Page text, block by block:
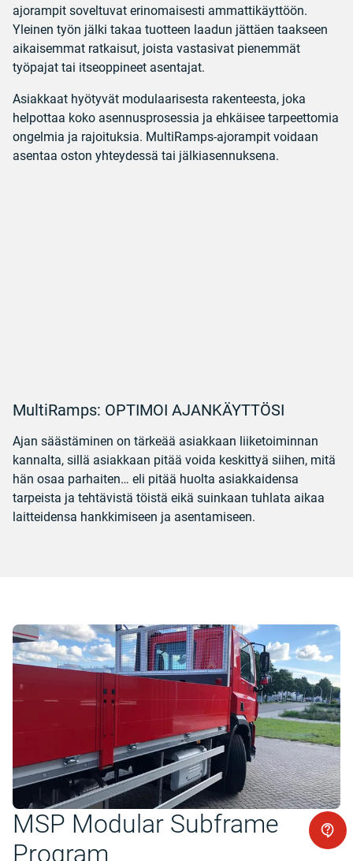
ajorampit soveltuvat erinomaisesti ammattikäyttöön.
Yleinen työn jälki takaa tuotteen laadun jättäen taakseen
aikaisemmat ratkaisut, joista vastasivat pienemmät
työpajat tai itseoppineet asentajat.
Asiakkaat hyötyvät modulaarisesta rakenteesta, joka
helpottaa koko asennusprosessia ja ehkäisee tarpeettomia
ongelmia ja rajoituksia. MultiRamps-ajorampit voidaan
asentaa oston yhteydessä tai jälkiasennuksena.
MultiRamps: OPTIMOI AJANKÄYTTÖSI
Ajan säästäminen on tärkeää asiakkaan liiketoiminnan
kannalta, sillä asiakkaan pitää voida keskittyä siihen, mitä
hän osaa parhaiten… eli pitää huolta asiakkaidensa
tarpeista ja tehtävistä töistä eikä suinkaan tuhlata aikaa
laitteidensa hankkimiseen ja asentamiseen.
MSP Modular Subframe
Program